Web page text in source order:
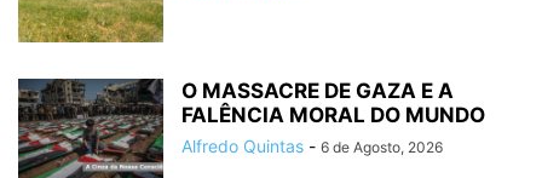
O MASSACRE DE GAZA E A
FALÊNCIA MORAL DO MUNDO
Alfredo Quintas - 6 de Agosto, 2026